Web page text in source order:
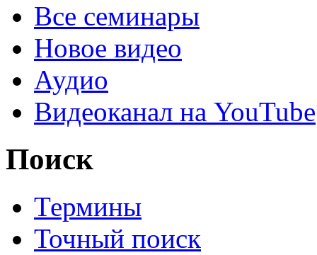
Все семинары
Новое видео
Аудио
Видеоканал на YouTube
Поиск
Термины
Точный поиск